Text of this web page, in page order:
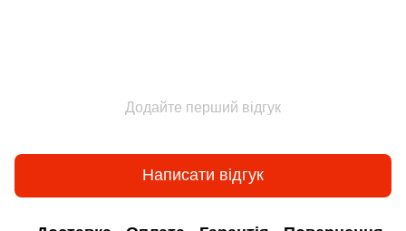
Додайте перший відгук
Написати відгук